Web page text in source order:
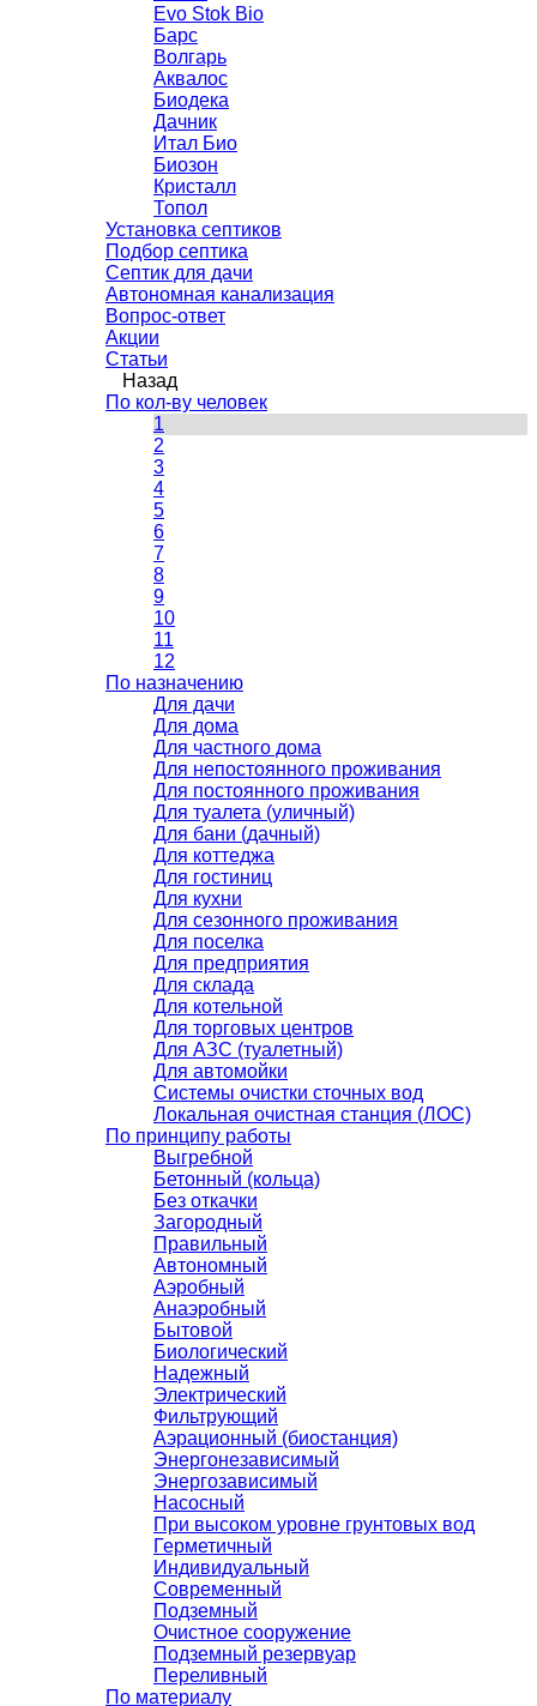
Evo Stok Bio
Барс
Волгарь
Аквалос
Биодека
Дачник
Итал Био
Биозон
Кристалл
Топол
Установка септиков
Подбор септика
Септик для дачи
Автономная канализация
Вопрос-ответ
Акции
Статьи
Назад
По кол-ву человек
1
2
3
4
5
6
7
8
9
10
11
12
По назначению
Для дачи
Для дома
Для частного дома
Для непостоянного проживания
Для постоянного проживания
Для туалета (уличный)
Для бани (дачный)
Для коттеджа
Для гостиниц
Для кухни
Для сезонного проживания
Для поселка
Для предприятия
Для склада
Для котельной
Для торговых центров
Для АЗС (туалетный)
Для автомойки
Системы очистки сточных вод
Локальная очистная станция (ЛОС)
По принципу работы
Выгребной
Бетонный (кольца)
Без откачки
Загородный
Правильный
Автономный
Аэробный
Анаэробный
Бытовой
Биологический
Надежный
Электрический
Фильтрующий
Аэрационный (биостанция)
Энергонезависимый
Энергозависимый
Насосный
При высоком уровне грунтовых вод
Герметичный
Индивидуальный
Современный
Подземный
Очистное сооружение
Подземный резервуар
Переливный
По материалу